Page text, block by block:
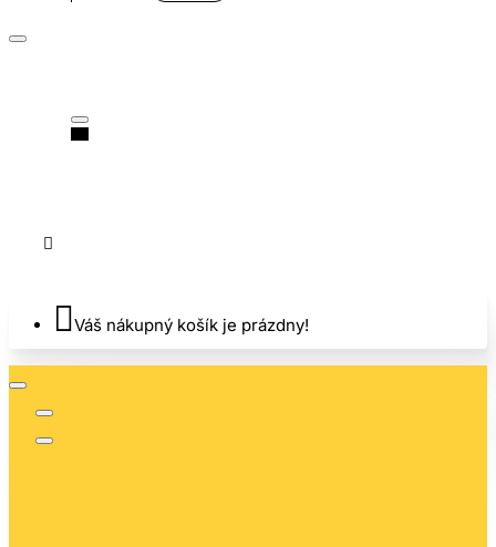
Váš nákupný košík je prázdny!